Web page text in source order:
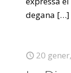
degana […]
20